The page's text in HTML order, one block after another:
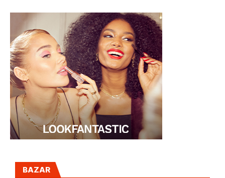
BAZAR